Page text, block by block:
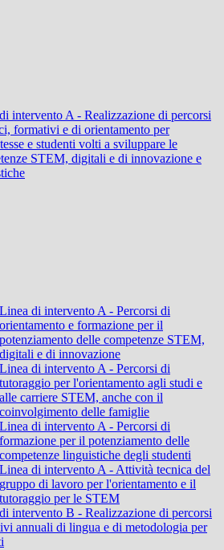
intervento A - Realizzazione di percorsi
formativi e di orientamento per
e studenti volti a sviluppare le
STEM, digitali e di innovazione e
Linea di intervento A - Percorsi di
orientamento e formazione per il
potenziamento delle competenze STEM,
digitali e di innovazione
Linea di intervento A - Percorsi di
tutoraggio per l'orientamento agli studi e
alle carriere STEM, anche con il
coinvolgimento delle famiglie
Linea di intervento A - Percorsi di
formazione per il potenziamento delle
competenze linguistiche degli studenti
Linea di intervento A - Attività tecnica del
gruppo di lavoro per l'orientamento e il
tutoraggio per le STEM
intervento B - Realizzazione di percorsi
annuali di lingua e di metodologia per